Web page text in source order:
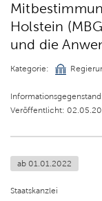
Holstein
und die
Kategorie:
Veröffentlicht:
ab 01.01.2022
Staatskanzlei